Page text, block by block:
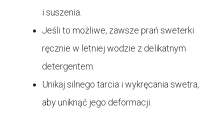
i suszenia.
Jeśli to możliwe, zawsze prań sweterki
ręcznie w letniej wodzie z delikatnym
detergentem.
Unikaj silnego tarcia i wykręcania swetra,
aby uniknąć jego deformacji.